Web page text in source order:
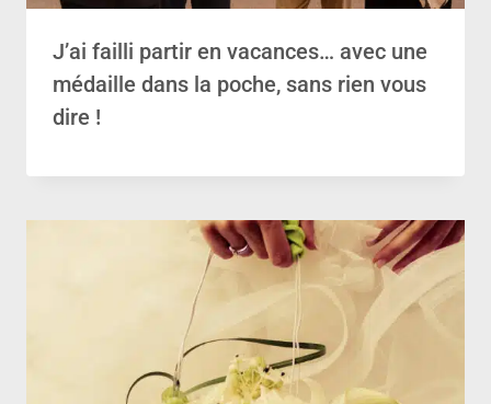
J’ai failli partir en vacances… avec une
médaille dans la poche, sans rien vous
dire !